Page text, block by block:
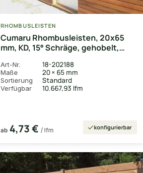
RHOMBUSLEISTEN
Cumaru Rhombusleisten, 20x65
mm, KD, 15° Schräge, gehobelt,
Art-Nr. 18-202188
Maße 20 × 65 mm
Sortierung Standard
Verfügbar 10.667,93 lfm
ab 4,73 € / lfm konfigurierbar